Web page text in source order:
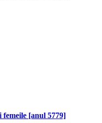
[anul 5779]